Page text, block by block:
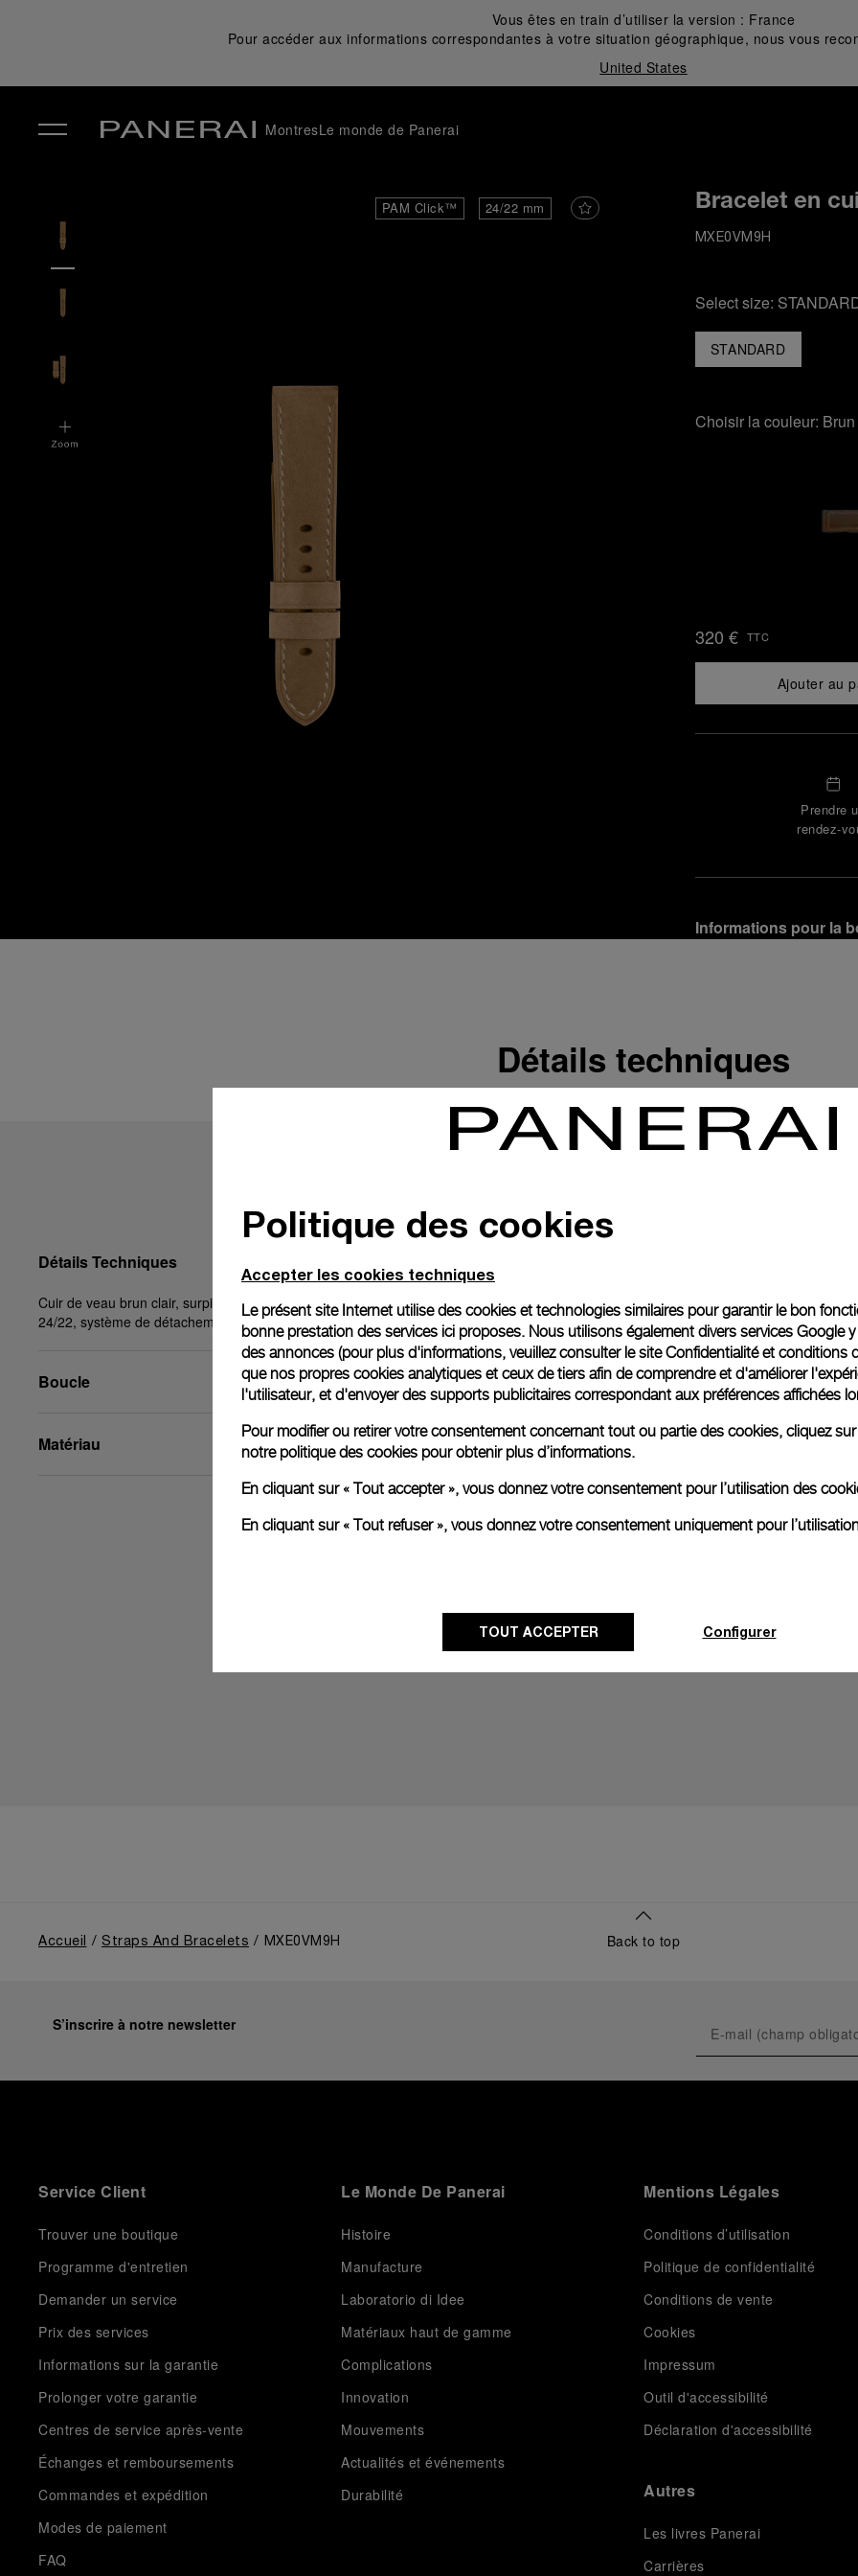
Vous êtes en train d’utiliser la version : France
Pour accéder aux informations correspondantes à votre situation géographique, nous vous
United States
MontresLe monde de Panerai
PAM Click™ 24/22 mm Bracelet en
MXE0VM9H
Select size:
STANDARD
Choisir la couleur:
320 € TTC
Ajouter au
Prendre
rendez-
Informations pour la
Retours et échanges
d'Officine Panerai ou
produit conformément à
En savoir plus
Emballage cadeau
Toutes les commandes
paiement en ligne, vous
personnalisé.
En savoir plus
aux produits réels.
Détails techniques
Détails Techniques
Cuir de veau brun clair, surpiqûres beiges, STD,
24/22, système de détachement à clic PAM™
Boucle
Matériau
Accueil Straps And Bracelets MXE0VM9H Back to top
S’inscrire à notre newsletter
Service Client
Trouver une boutique
Programme d'entretien
Demander un service
Prix des services
Informations sur la garantie
Prolonger votre garantie
Centres de service après-vente
Échanges et remboursements
Commandes et expédition
Modes de paiement
FAQ
Le Monde De Panerai
Histoire
Manufacture
Laboratorio di Idee
Matériaux haut de gamme
Complications
Innovation
Mouvements
Actualités et événements
Durabilité
Mentions Légales
Conditions d’utilisation
Politique de confidentialité
Conditions de vente
Cookies
Impressum
Outil d'accessibilité
Déclaration d'accessibilité
Autres
Les livres Panerai
Carrières
Politique des cookies
Accepter les cookies techniques
Le présent site Internet utilise des cookies et technologies similaires pour garantir le bon
bonne prestation des services ici proposes. Nous utilisons également divers services Google
des annonces (pour plus d'informations, veuillez consulter lesite Confidentialité et conditions
que nos propres cookies analytiques et ceux de tiers afin de comprendre et d'améliorer
l'utilisateur, et d'envoyer des supports publicitaires correspondant aux préférences affichées
Pour modifier ou retirer votre consentement concernant tout ou partie des cookies, cliquez
notre politique des cookies pour obtenir plus d’informations.
En cliquant sur « Tout accepter », vous donnez votre consentement pour l’utilisation des
En cliquant sur « Tout refuser », vous donnez votre consentement uniquement pour
TOUT ACCEPTER Configurer